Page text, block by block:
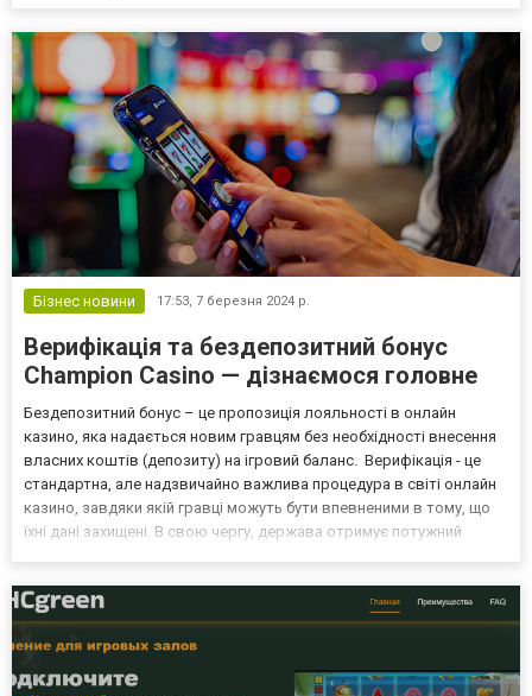
Бізнес новини 17:53, 7 березня 2024 р.
Верифікація та бездепозитний бонус
Champion Casino — дізнаємося головне
Бездепозитний бонус – це пропозиція лояльності в онлайн
казино, яка надається новим гравцям без необхідності внесення
власних коштів (депозиту) на ігровий баланс. Верифікація - це
стандартна, але надзвичайно важлива процедура в світі онлайн
казино, завдяки якій гравці можуть бути впевненими в тому, що
їхні дані захищені. В свою чергу, держава отримує потужний